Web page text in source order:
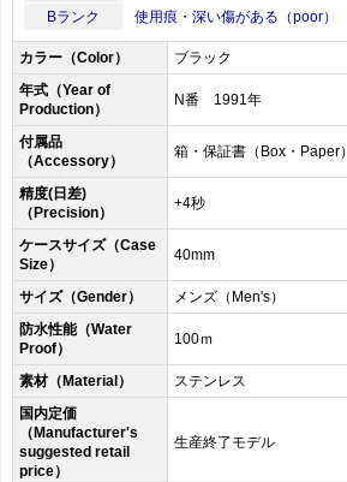
Bランク
使用痕・深い傷がある（poor）
カラー（Color）
ブラック
年式（Year of
Production）
N番 1991年
付属品
（Accessory）
箱・保証書（Box・Paper）
精度(日差)
（Precision）
+4秒
ケースサイズ（Case
Size）
40mm
サイズ（Gender）
メンズ（Men's）
防水性能（Water
Proof）
100ｍ
素材（Material）
ステンレス
国内定価
（Manufacturer's
suggested retail
price）
生産終了モデル